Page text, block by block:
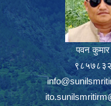
पवन